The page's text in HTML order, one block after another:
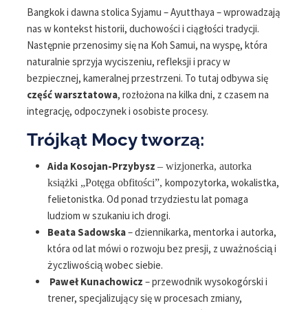
Bangkok i dawna stolica Syjamu – Ayutthaya – wprowadzają
nas w kontekst historii, duchowości i ciągłości tradycji.
Następnie przenosimy się na Koh Samui, na wyspę, która
naturalnie sprzyja wyciszeniu, refleksji i pracy w
bezpiecznej, kameralnej przestrzeni. To tutaj odbywa się
część warsztatowa, rozłożona na kilka dni, z czasem na
integrację, odpoczynek i osobiste procesy.
Trójkąt Mocy tworzą:
Aida Kosojan-Przybysz – wizjonerka, autorka
książki „Potęga obfitości”, kompozytorka, wokalistka,
felietonistka. Od ponad trzydziestu lat pomaga
ludziom w szukaniu ich drogi.
Beata Sadowska– dziennikarka, mentorka i autorka,
która od lat mówi o rozwoju bez presji, z uważnością i
życzliwością wobec siebie.
Paweł Kunachowicz – przewodnik wysokogórski i
trener, specjalizujący się w procesach zmiany,